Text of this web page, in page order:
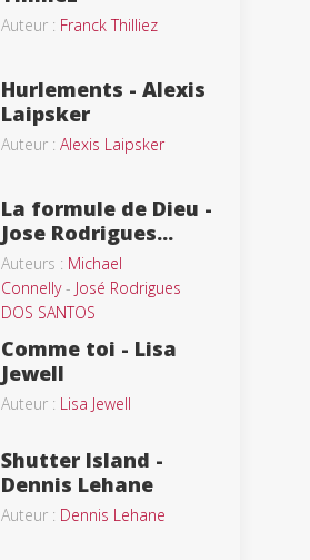
Auteur : Franck Thilliez
Hurlements - Alexis
Laipsker
Auteur : Alexis Laipsker
La formule de Dieu -
Jose Rodrigues...
Auteurs : Michael
Connelly- José Rodrigues
DOS SANTOS
Comme toi - Lisa
Jewell
Auteur : Lisa Jewell
Shutter Island -
Dennis Lehane
Auteur : Dennis Lehane